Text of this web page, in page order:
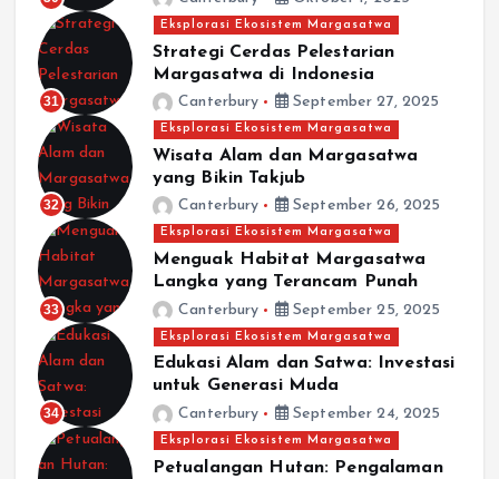
31
Eksplorasi Ekosistem Margasatwa
Strategi Cerdas Pelestarian
Margasatwa di Indonesia
Canterbury September 27, 2025
32
Eksplorasi Ekosistem Margasatwa
Wisata Alam dan Margasatwa
yang Bikin Takjub
Canterbury September 26, 2025
33
Eksplorasi Ekosistem Margasatwa
Menguak Habitat Margasatwa
Langka yang Terancam Punah
Canterbury September 25, 2025
34
Eksplorasi Ekosistem Margasatwa
Edukasi Alam dan Satwa: Investasi
untuk Generasi Muda
Canterbury September 24, 2025
Eksplorasi Ekosistem Margasatwa
Petualangan Hutan: Pengalaman